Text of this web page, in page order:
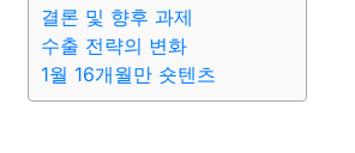
결론 및 향후 과제
수출 전략의 변화
1월 16개월만 숏텐츠